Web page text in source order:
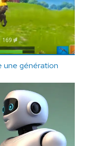
une génération